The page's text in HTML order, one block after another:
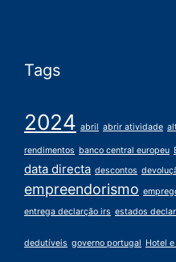
Tags
2024 abril abrir atividade
rendimentos banco central europeu
data directa descontos
empreendorismo
entrega declarção irs estados
dedutíveis governo portugal Hotel e